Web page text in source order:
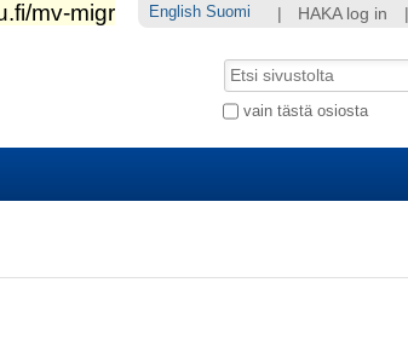
Hae
vain tästä osiosta
Laajennettu
HAKA log in
English Suomi